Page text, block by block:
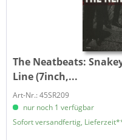
The Neatbeats:
Line (7inch,...
Art-Nr.: 45SR209
nur noch 1 verfügbar
Sofort versandfertig,